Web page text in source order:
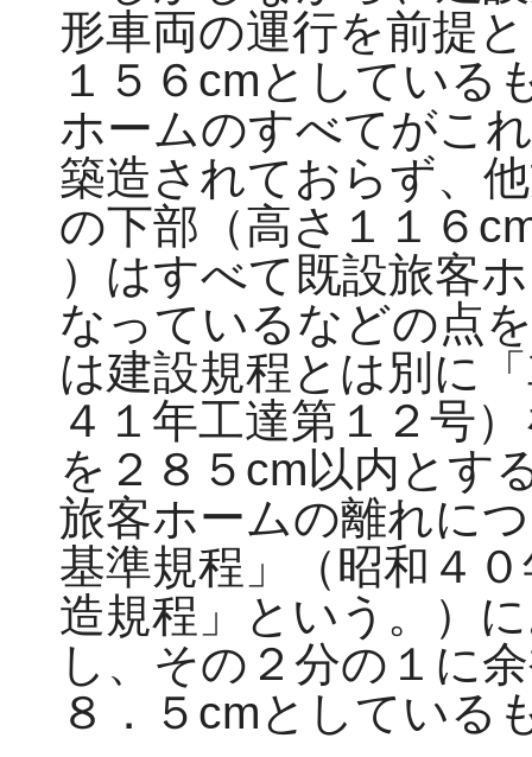
形車両の運行を前提
１５６cmとしている
ホームのすべてがこ
築造されておらず、
の下部（高さ１１６
）はすべて既設旅客
なっているなどの点
は建設規程とは別に
４１年工達第１２号
を２８５cm以内とす
旅客ホームの離れに
基準規程」（昭和４
造規程」という。）
し、その２分の１に
８．５cmとしている